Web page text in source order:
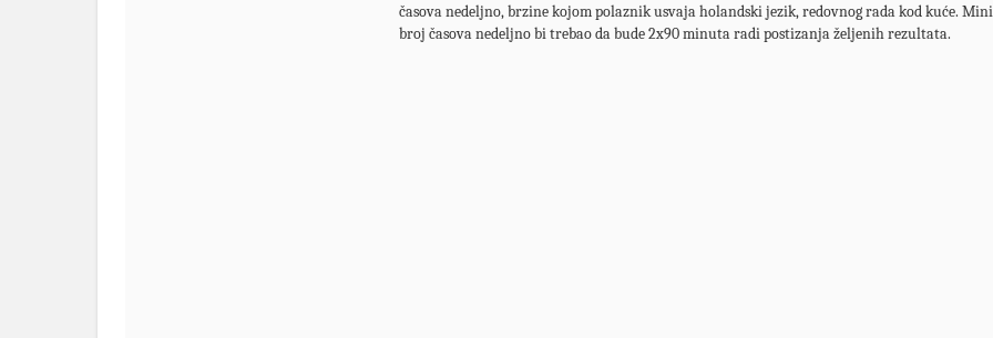
časova nedeljno, brzine kojom polaznik usvaja holandski jezik, redovnog rada kod kuće.
broj časova nedeljno bi trebao da bude 2x90 minuta radi postizanja željenih rezultata.